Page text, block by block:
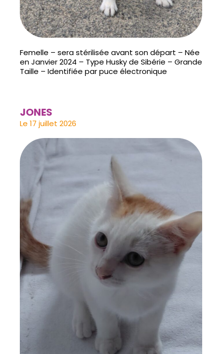
Femelle – sera stérilisée avant son départ – Née
en Janvier 2024 – Type Husky de Sibérie – Grande
Taille – Identifiée par puce électronique
JONES
Le 17 juillet 2026